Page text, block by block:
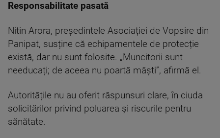
Responsabilitate pasată
Nitin Arora, președintele Asociației de Vopsire din
Panipat, susține că echipamentele de protecție
există, dar nu sunt folosite. „Muncitorii sunt
needucați; de aceea nu poartă măști”, afirmă el.
Autoritățile nu au oferit răspunsuri clare, în ciuda
solicitărilor privind poluarea și riscurile pentru
sănătate.